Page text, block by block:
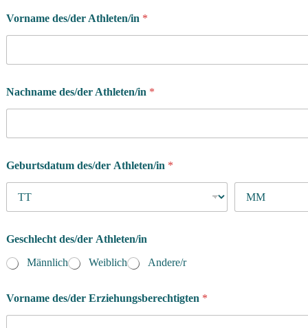
Vorname des/der Athleten/in *
Nachname des/der Athleten/in *
Geburtsdatum des/der Athleten/in *
Geschlecht des/der Athleten/in
Männlich
Weiblich Andere/r
Vorname des/der Erziehungsberechtigten *